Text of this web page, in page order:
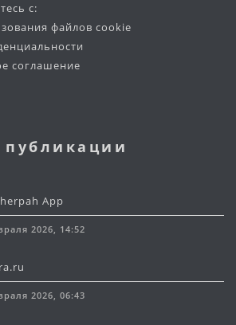
с:
файлов cookie
соглашение
App
2026, 14:52
2026, 06:43